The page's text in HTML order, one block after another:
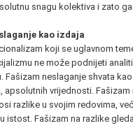
snagu kolektiva i zato ga
kao izdaja
koji se uglavnom
ne može podnijeti
Fašizam neslaganje shvata
apsolutnih vrijednosti. Fašizam
razlike u svojim redovima,
istost. Fašizam na razlike